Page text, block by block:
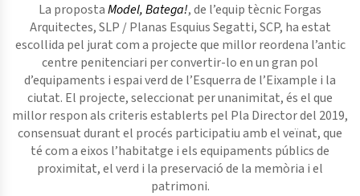
La propostaModel, Batega!, de l’equip tècnic Forgas
Arquitectes, SLP / Planas Esquius Segatti, SCP, ha estat
escollida pel jurat com a projecte que millor reordena l’antic
centre penitenciari per convertir-lo en un gran pol
d’equipaments i espai verd de l’Esquerra de l’Eixample i la
ciutat. El projecte, seleccionat per unanimitat, és el que
millor respon als criteris establerts pel Pla Director del 2019,
consensuat durant el procés participatiu amb el veïnat, que
té com a eixos l’habitatge i els equipaments públics de
proximitat, el verd i la preservació de la memòria i el
patrimoni.